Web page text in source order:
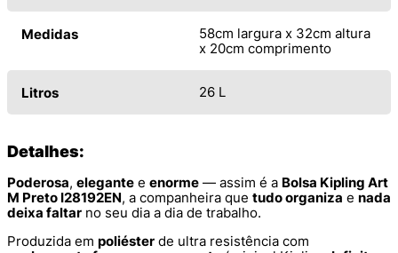
Medidas
58cm largura x 32cm altura
x 20cm comprimento
Litros 26 L
Detalhes:
Poderosa, elegante e enorme — assim é a Bolsa Kipling Art
M Preto I28192EN, a companheira que tudo organiza e nada
deixa faltar no seu dia a dia de trabalho.
Produzida em poliéster de ultra resistência com